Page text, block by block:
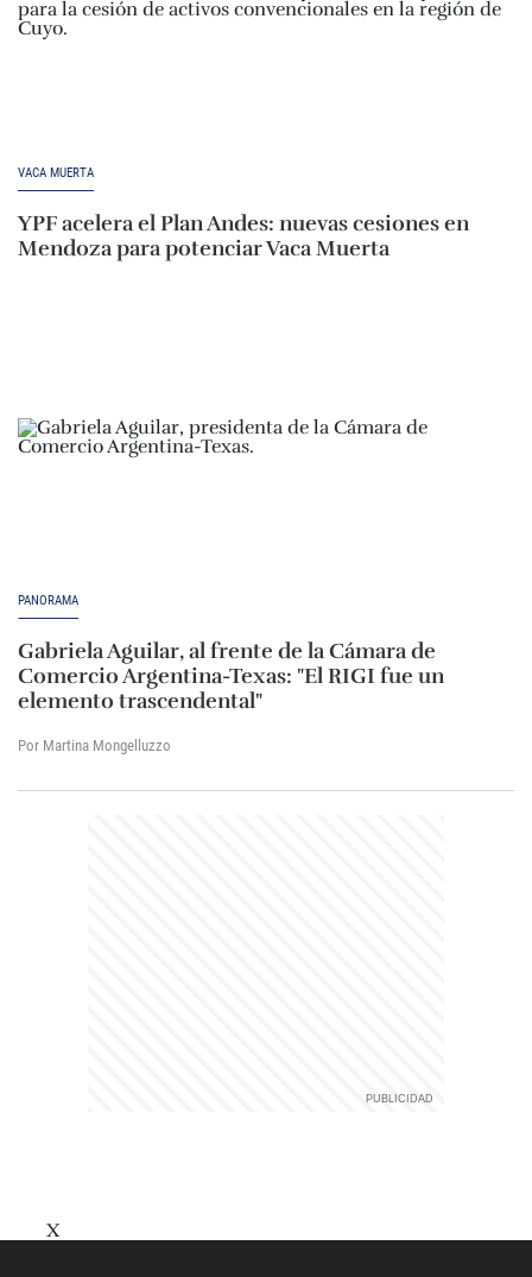
VACA MUERTA
YPF acelera el Plan Andes: nuevas cesiones en
Mendoza para potenciar Vaca Muerta
PANORAMA
Gabriela Aguilar, al frente de la Cámara de
Comercio Argentina-Texas: "El RIGI fue un
elemento trascendental"
Por Martina Mongelluzzo
X